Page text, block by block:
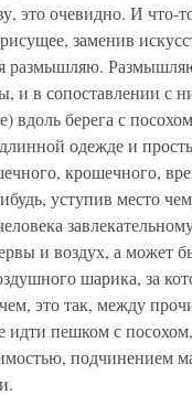
это очевидно. И что-
заменив
размышляю.
и в сопоставлении с
вдоль берега с
одежде и
крошечного,
уступив место
и воздух, а может
шарика, за
это так, между
идти пешком с
подчинением